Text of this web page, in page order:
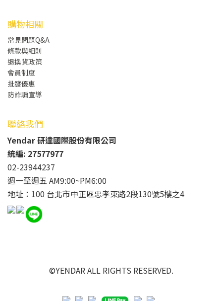
購物相關
常見問題Q&A
條款與細則
退換貨政策
會員制度
批發優惠
防詐騙宣導
聯絡我們
Yendar 研達國際股份有限公司
統編: 27577977
02-23944237
週一至週五 AM9:00~PM6:00
地址：100 台北市中正區忠孝東路2段130號5樓之4
©YENDAR ALL RIGHTS RESERVED.